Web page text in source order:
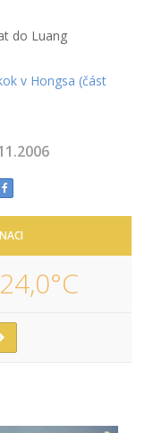
do Luang
v Hongsa (část
24,0°C